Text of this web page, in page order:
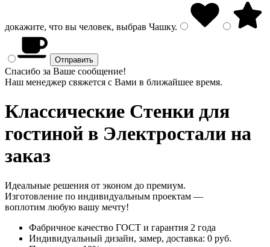
докажите, что вы человек, выбрав Чашку.
Спасибо за Ваше сообщение!
Наш менеджер свяжется с Вами в ближайшее время.
Классические Стенки для
гостиной в Электростали на
заказ
Идеальные решения от эконом до премиум.
Изготовление по индивидуальным проектам —
воплотим любую вашу мечту!
Фабричное качество ГОСТ и гарантия 2 года
Индивидуальный дизайн, замер, доставка: 0 руб.